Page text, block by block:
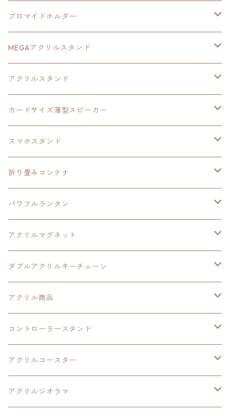
亰都ザナドゥ
王冠クリップ
イース
日本ファルコム40周年記念イラスト
黎の軌跡
イースⅧ
創の軌跡
HOT-SHOT
イースⅨ
閃の軌跡Ⅳ
黎の軌跡Ⅱ
碧の軌跡：改
閃の軌跡Ⅲ
ブロマイドホルダー
40周年記念
黎の軌跡
黎の軌跡Ⅱ
イースⅧ
軌跡シリーズ20周年記念
MEGAアクリルスタンド
黎の軌跡
アクリルスタンド
オーロラ
カードサイズ薄型スピーカー
黎の軌跡
40周年記念
スマホスタンド
ワイヤレス充電スマホスタンド
黎の軌跡
折り畳みコンテナ
黎の軌跡Ⅱ
イースⅧ
イースⅩ
創の軌跡
パワフルランタン
創の軌跡
アクリルマグネット
創の軌跡
界の軌跡
ダブルアクリルキーチェーン
創の軌跡
アクリル商品
LEDアクリルカード
界の軌跡
アクリルジオラマ
コントローラースタンド
イースⅨ
閃の軌跡Ⅳ
アクリルコースター
イースⅧ
アクリルジオラマ